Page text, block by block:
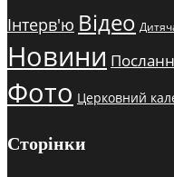
Інтерв'ю Відео
Новини
Фото Церковний
Сторінки